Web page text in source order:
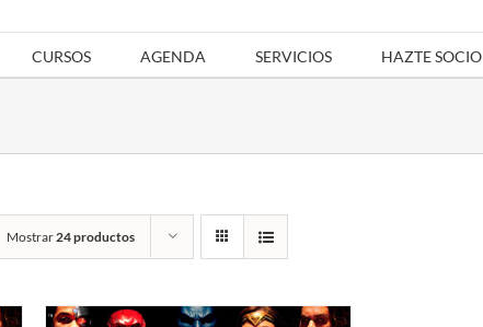
CURSOS AGENDA SERVICIOS HAZTE SOCIO
Mostrar24 productos